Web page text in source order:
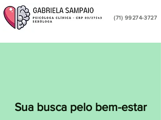
(71) 99274-3727
Sua busca pelo bem-estar